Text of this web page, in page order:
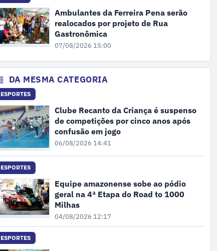
Ambulantes da Ferreira Pena serão
realocados por projeto de Rua
Gastronômica
07/08/2026 15:00
DA MESMA CATEGORIA
ESPORTES
Clube Recanto da Criança é suspenso
de competições por cinco anos após
confusão em jogo
06/08/2026 14:41
ESPORTES
Equipe amazonense sobe ao pódio
geral na 4ª Etapa do Road to 1000
Milhas
04/08/2026 12:17
ESPORTES